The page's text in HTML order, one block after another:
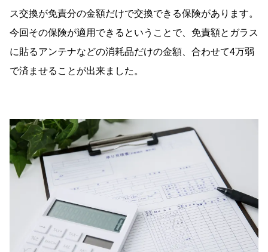
ス交換が免責分の金額だけで交換できる保険があります。
今回その保険が適用できるということで、免責額とガラス
に貼るアンテナなどの消耗品だけの金額、合わせて4万弱
で済ませることが出来ました。